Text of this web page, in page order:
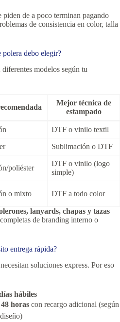
piden de a poco terminan pagando
de consistencia en color, talla
polera debo elegir?
modelos según tu
Mejor técnica de
estampado
DTF o vinilo textil
Sublimación o DTF
poliéster
DTF o vinilo (logo
simple)
o mixto DTF a todo color
lanyards, chapas y tazas
de branding interno o
entrega rápida?
soluciones express. Por eso
hábiles
horas con recargo adicional (según